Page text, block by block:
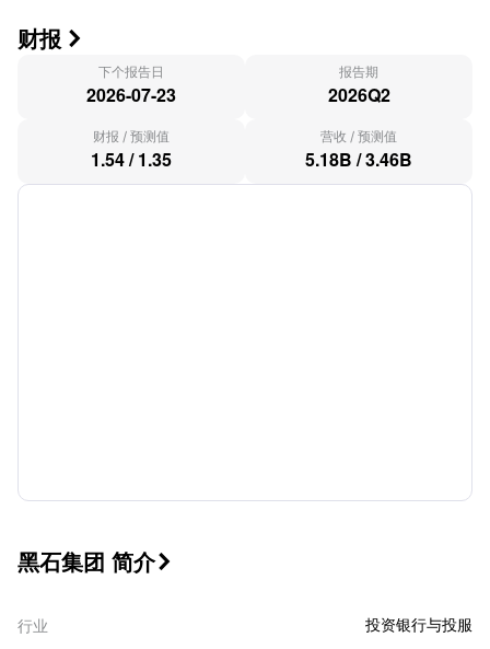
财报 
下个报告日
2026-07-23
报告期
2026Q2
财报 / 预测值
1.54/ 1.35
营收 / 预测值
5.18B /3.46B
黑石集团 简介
行业
投资银行与投服